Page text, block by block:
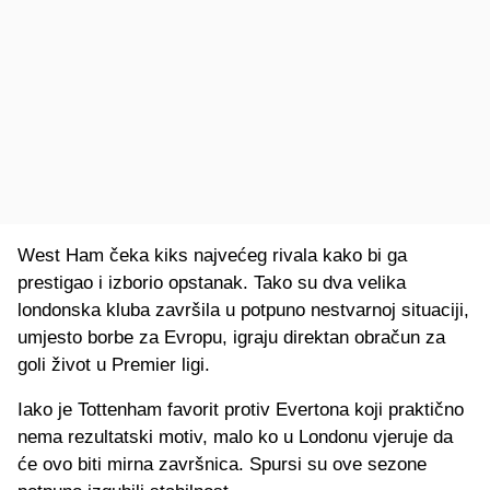
West Ham čeka kiks najvećeg rivala kako bi ga
prestigao i izborio opstanak. Tako su dva velika
londonska kluba završila u potpuno nestvarnoj situaciji,
umjesto borbe za Evropu, igraju direktan obračun za
goli život u Premier ligi.
Iako je Tottenham favorit protiv Evertona koji praktično
nema rezultatski motiv, malo ko u Londonu vjeruje da
će ovo biti mirna završnica. Spursi su ove sezone